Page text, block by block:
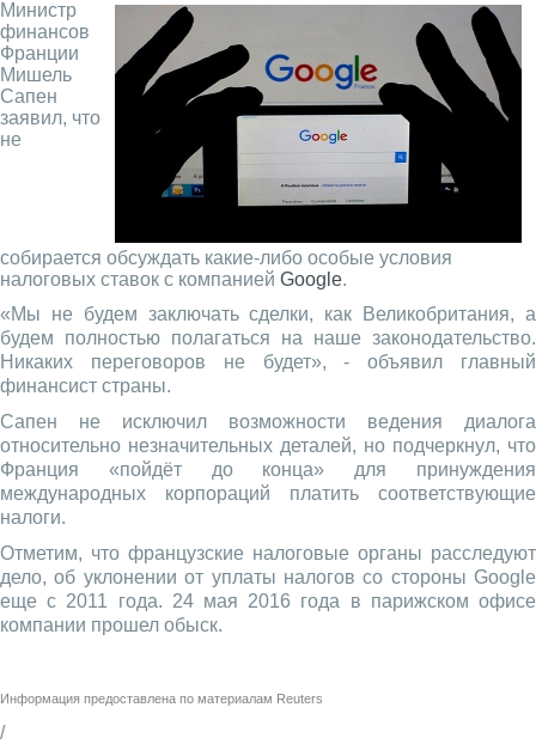
Министр
финансов
Франции
Мишель
Сапен
заявил, что
не
собирается обсуждать какие-либо особые условия
налоговых ставок с компанией Google.
«Мы не будем заключать сделки, как Великобритания, а
будем полностью полагаться на наше законодательство.
Никаких переговоров не будет», - объявил главный
финансист страны.
Сапен не исключил возможности ведения диалога
относительно незначительных деталей, но подчеркнул, что
Франция «пойдёт до конца» для принуждения
международных корпораций платить соответствующие
налоги.
Отметим, что французские налоговые органы расследуют
дело, об уклонении от уплаты налогов со стороны Google
еще с 2011 года. 24 мая 2016 года в парижском офисе
компании прошел обыск.
Информация предоставлена по материалам Reuters
/